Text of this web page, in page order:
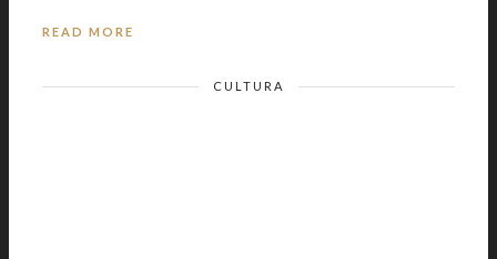
READ MORE
CULTURA